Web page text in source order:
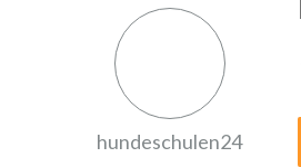
hundeschulen24